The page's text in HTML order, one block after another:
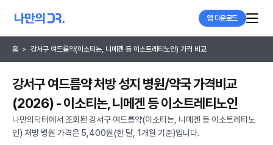
앱 다운로드
홈 > 강서구 여드름약(이소티논, 니메겐 등 이소트레티노인) 가격 비교
강서구 여드름약 처방 성지 병원/약국 가격비교
(2026) - 이소티논, 니메겐 등 이소트레티노인
나만의닥터에서 조회된 강서구 여드름약(이소티논, 니메겐 등 이소트레티노
인) 처방 병원 가격은 5,400원(한 달, 1개월 기준)입니다.